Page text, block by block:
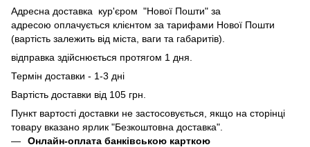
Адресна доставка кур'єром "Нової Пошти" за
адресою оплачується клієнтом за тарифами Нової Пошти
(вартість залежить від міста, ваги та габаритів).
відправка здійснюється протягом 1 дня.
Термін доставки - 1-3 дні
Вартість доставки від 105 грн.
Пункт вартості доставки не застосовується, якщо на сторінці
товару вказано ярлик "Безкоштовна доставка".
Онлайн-оплата банківською карткою